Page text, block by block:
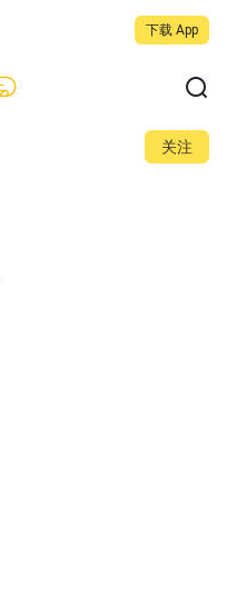
下载 App
关注